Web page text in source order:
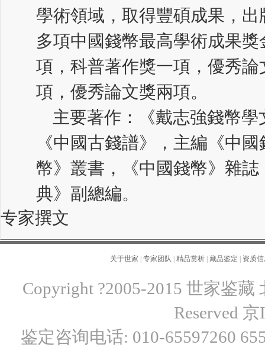
學術領域，取得豐碩成果，
多項中國錢幣最高學術成果
項，科普著作獎一項，優秀
項，優秀論文獎兩項。
主要著作：《戴志強錢幣學
《中國古錢譜》，主編《中
幣》叢書，《中國錢幣》雜
典》副總編。
专家撰文
关于世家 专家团队 精品赏析 藏品鉴定 资质
Copyright ?2005-2015 世家鉴
Reserved 京
鉴定咨询电话: 010-65597260